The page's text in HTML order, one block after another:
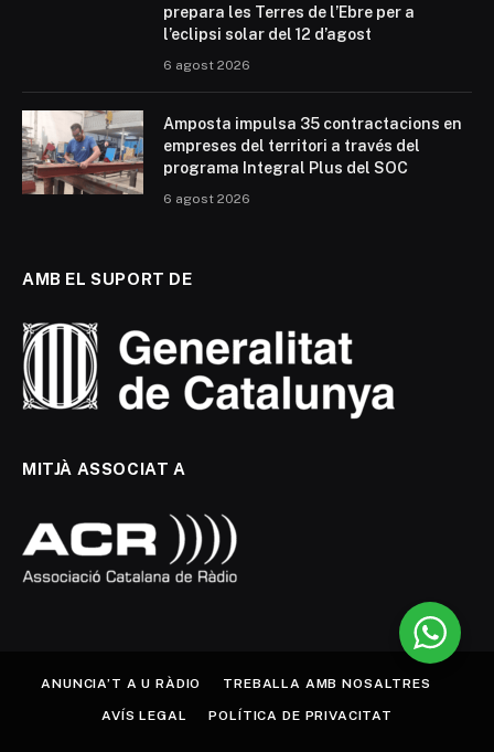
prepara les Terres de l’Ebre per a
l’eclipsi solar del 12 d’agost
6 agost 2026
Amposta impulsa 35 contractacions en
empreses del territori a través del
programa Integral Plus del SOC
6 agost 2026
AMB EL SUPORT DE
MITJÀ ASSOCIAT A
ANUNCIA’T A U RÀDIO TREBALLA AMB NOSALTRES
AVÍS LEGAL POLÍTICA DE PRIVACITAT